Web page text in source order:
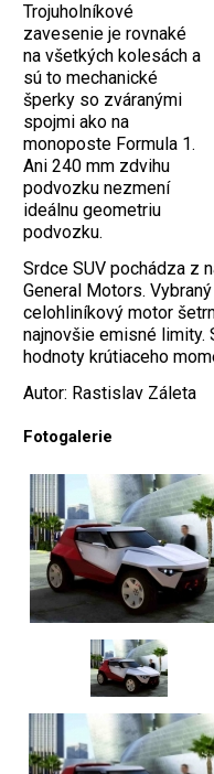
Trojuholníkové
zavesenie je rovnaké
na všetkých kolesách a
sú to mechanické
šperky so zváranými
spojmi ako na
monoposte Formula 1.
Ani 240 mm zdvihu
podvozku nezmení
ideálnu geometriu
podvozku.
Srdce SUV pochádza z
General Motors.
celohliníkový motor
najnovšie emisné
hodnoty krútiaceho
Autor: Rastislav Záleta
Fotogalerie